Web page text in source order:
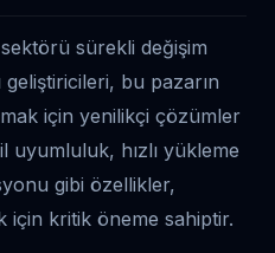
sürekli değişim
geliştiricileri, bu pazarın
için yenilikçi çözümler
hızlı yükleme
gibi özellikler,
için kritik öneme sahiptir.